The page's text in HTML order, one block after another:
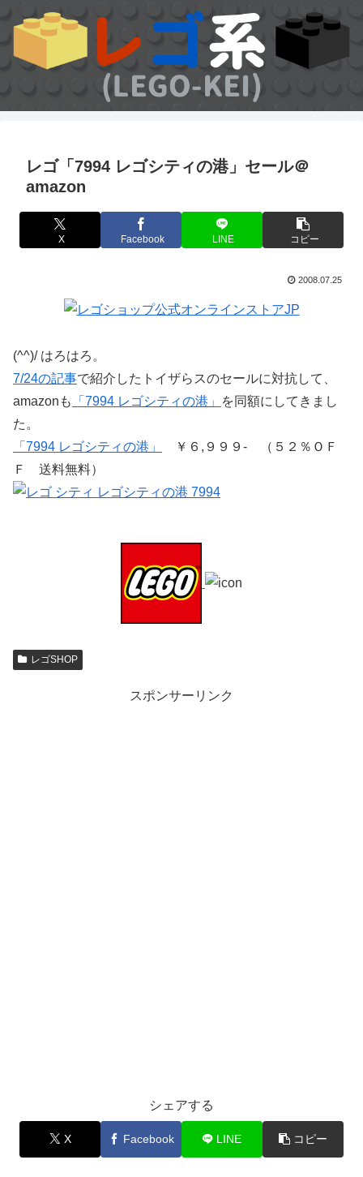
レゴ「7994 レゴシティの港」セール＠
amazon
X Facebook LINE コピー
2008.07.25
(^^)/ はろはろ。
7/24の記事で紹介したトイザらスのセールに対抗して、
amazonも
「7994 レゴシティの港」
を同額にしてきまし
た。
「7994 レゴシティの港」
￥６,９９９- （５２％ＯＦ
Ｆ 送料無料）
レゴSHOP
スポンサーリンク
シェアする
X Facebook LINE コピー